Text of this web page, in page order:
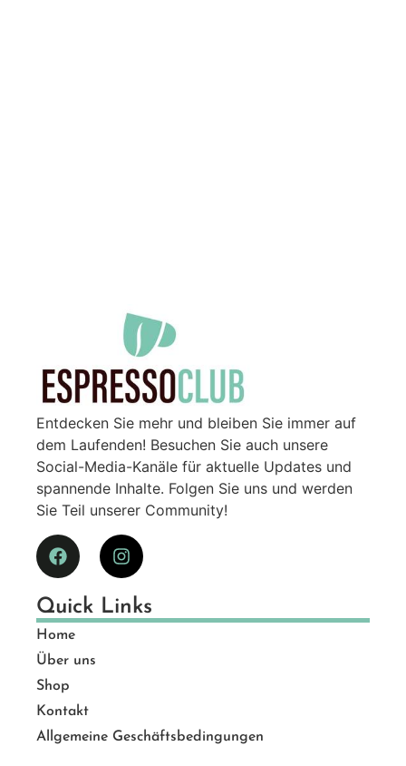
Entdecken Sie mehr und bleiben Sie immer auf
dem Laufenden! Besuchen Sie auch unsere
Social-Media-Kanäle für aktuelle Updates und
spannende Inhalte. Folgen Sie uns und werden
Sie Teil unserer Community!
Quick Links
Home
Über uns
Shop
Kontakt
Allgemeine Geschäftsbedingungen